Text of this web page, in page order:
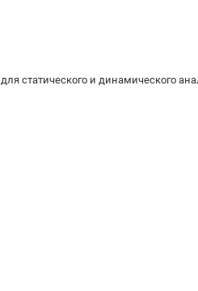
статического и динамического